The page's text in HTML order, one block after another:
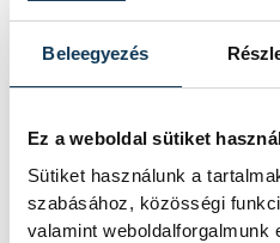
Beleegyezés
Ez a weboldal sütiket
Sütiket használunk a
szabásához, közösségi
valamint weboldalforgalmunk